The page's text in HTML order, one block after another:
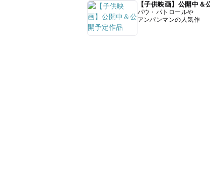
【子供映画】公開中＆
パウ・パトロールや
アンパンマンの人気作